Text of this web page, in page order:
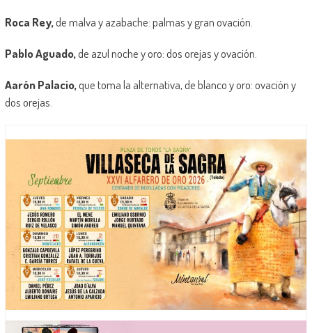
Roca Rey,de malva y azabache: palmas y gran ovación.
Pablo Aguado,de azul noche y oro: dos orejas y ovación.
Aarón Palacio,que toma la alternativa, de blanco y oro: ovación y
dos orejas.